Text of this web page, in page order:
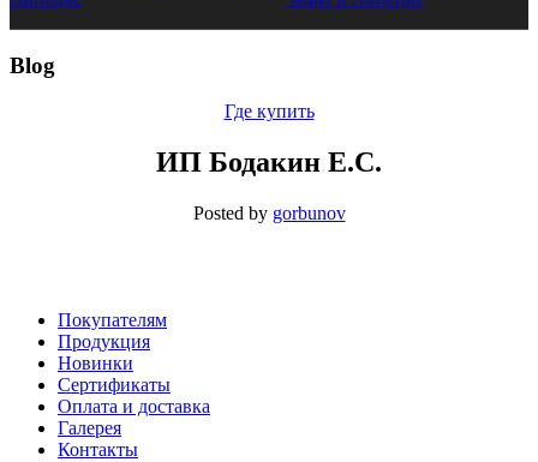
Blog
Где купить
ИП Бодакин Е.С.
Posted by gorbunov
Покупателям
Продукция
Новинки
Сертификаты
Оплата и доставка
Галерея
Контакты